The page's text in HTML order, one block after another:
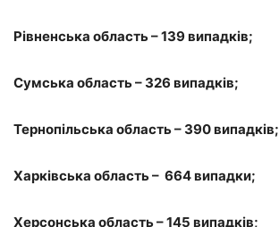
Рівненська область – 139 випадків;
Сумська область – 326 випадків;
Тернопільська область – 390 випадків;
Харківська область – 664 випадки;
Херсонська область – 145 випадків;